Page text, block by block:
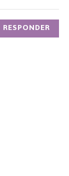
RESPONDER